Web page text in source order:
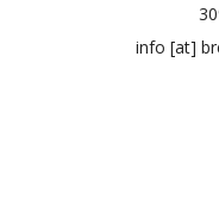
info [at]